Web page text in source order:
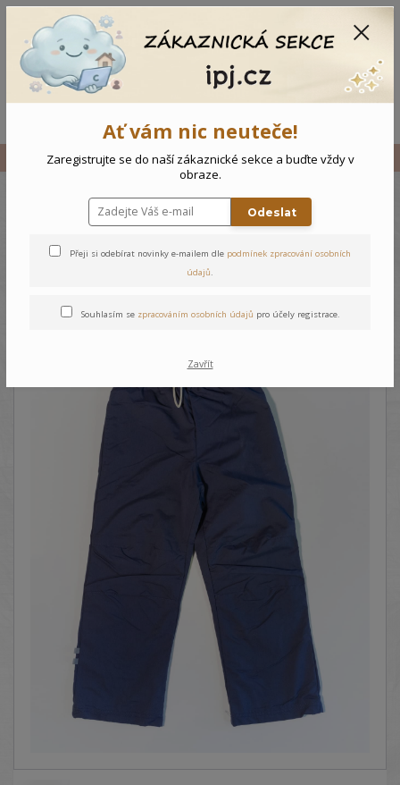
Vše Dětské kalhoty s podšívkou - 116
Dětské kalhoty s podšívkou -
Ať vám nic neuteče!
Zaregistrujte se do naší zákaznické sekce a buďte vždy v
obraze.
Odeslat
Přeji si odebírat novinky e-mailem dle podmínek zpracování osobních
údajů.
Souhlasím se zpracováním osobních údajů pro účely registrace.
Zavřít